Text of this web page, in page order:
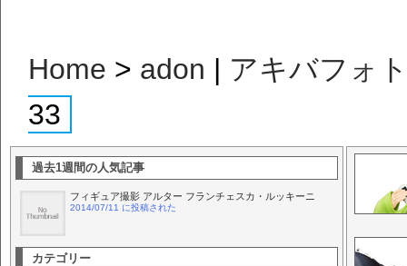
Home > adon | アキバフォ
33
過去1週間の人気記事
フィギュア撮影 アルター フランチェスカ・ルッキーニ
2014/07/11 に投稿された
カテゴリー